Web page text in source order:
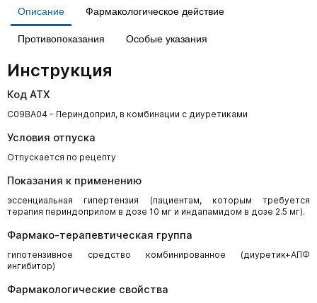
Описание Фармакологическое действие
Противопоказания Особые указания
Инструкция
Код АТХ
C09BA04 - Периндоприл, в комбинации с диуретиками
Условия отпуска
Отпускается по рецепту
Показания к применению
эссенциальная гипертензия (пациентам, которым требуется
терапия периндоприлом в дозе 10 мг и индапамидом в дозе 2.5 мг).
Фармако-терапевтическая группа
гипотензивное средство комбинированное (диуретик+АПФ
ингибитор)
Фармакологические свойства